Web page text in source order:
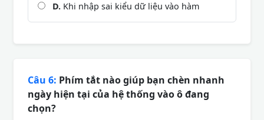
D. Khi nhập sai kiểu dữ liệu vào hàm
Câu 6: Phím tắt nào giúp bạn chèn nhanh
ngày hiện tại của hệ thống vào ô đang
chọn?